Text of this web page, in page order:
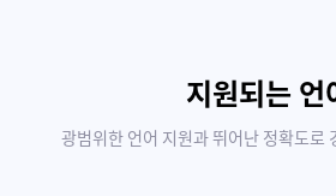
지원되는 언
광범위한 언어 지원과 뛰어난 정확도로